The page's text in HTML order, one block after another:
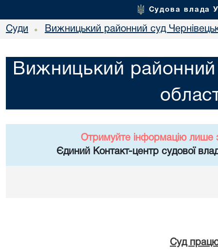
Судова влада
Суди • Вижницький районний суд
Вижницький районний
Отримуйте інформацію лише
Єдиний Контакт-центр судової
Суд